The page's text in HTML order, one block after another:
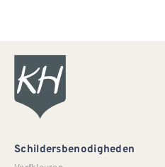
Schildersbenodigheden